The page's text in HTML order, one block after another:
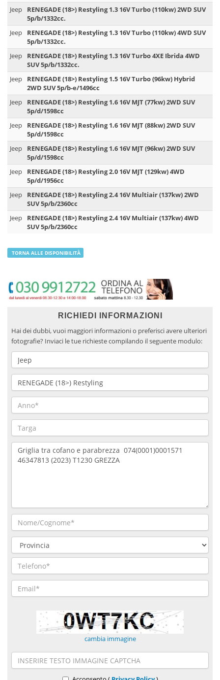
Jeep
RENEGADE (18>) Restyling 1.3 16V Turbo (110kw) 2WD SUV
5p/b/1332cc.
Jeep
RENEGADE (18>) Restyling 1.3 16V Turbo (110kw) 4WD SUV
5p/b/1332cc.
Jeep
RENEGADE (18>) Restyling 1.3 16V Turbo 4XE Ibrida 4WD
SUV 5p/b/1332cc.
Jeep
RENEGADE (18>) Restyling 1.5 16V Turbo (96kw) Hybrid
2WD SUV 5p/b-e/1496cc
Jeep
RENEGADE (18>) Restyling 1.6 16V MJT (77kw) 2WD SUV
5p/d/1598cc
Jeep
RENEGADE (18>) Restyling 1.6 16V MJT (88kw) 2WD SUV
5p/d/1598cc
Jeep
RENEGADE (18>) Restyling 1.6 16V MJT (96kw) 2WD SUV
5p/d/1598cc
Jeep
RENEGADE (18>) Restyling 2.0 16V MJT (129kw) 4WD
5p/d/1956cc
Jeep
RENEGADE (18>) Restyling 2.4 16V Multiair (137kw) 2WD
SUV 5p/b/2360cc
Jeep
RENEGADE (18>) Restyling 2.4 16V Multiair (137kw) 4WD
SUV 5p/b/2360cc
TORNA ALLE DISPONIBILITÀ
RICHIEDI INFORMAZIONI
Hai dei dubbi, vuoi maggiori informazioni o preferisci avere ulteriori
fotografie? Inviaci le tue richieste compilando il seguente modulo:
cambia immagine